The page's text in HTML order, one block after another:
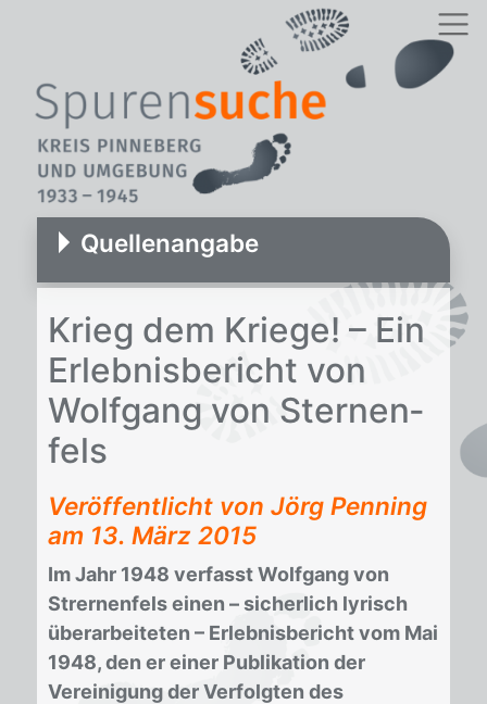
Quellenangabe
Krieg dem Krie­ge! – Ein
Er­leb­nis­be­richt von
Wolf­gang von Ster­nen­
fels
Veröffentlicht von Jörg Penning
am 13. März 2015
Im Jahr 1948 verfasst Wolfgang von
Strernenfels einen – sicherlich lyrisch
überarbeiteten – Erlebnisbericht vom Mai
1948, den er einer Publikation der
Vereinigung der Verfolgten des